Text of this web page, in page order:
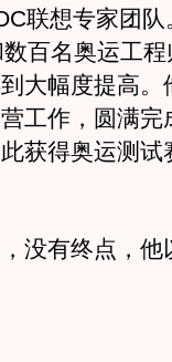
联想专家团
百名奥运工
大幅度提高
工作，圆满完
获得奥运测试
有终点，他